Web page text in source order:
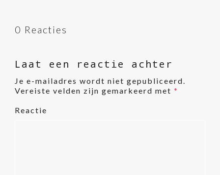
0 Reacties
Laat een reactie achter
Je e-mailadres wordt niet gepubliceerd.
Vereiste velden zijn gemarkeerd met *
Reactie